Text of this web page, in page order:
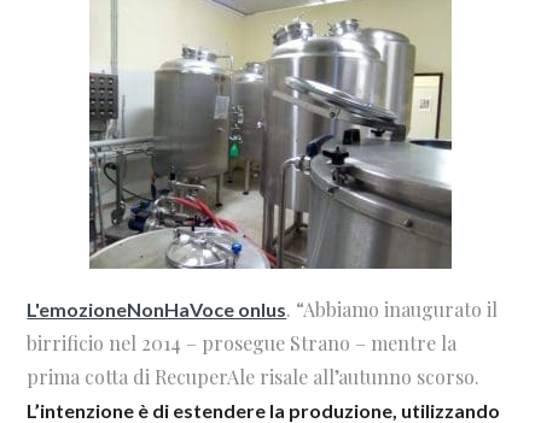
L'emozioneNonHaVoce onlus. “Abbiamo inaugurato il
birrificio nel 2014 – prosegue Strano – mentre la
prima cotta di RecuperAle risale all’autunno scorso.
L’intenzione è di estendere la produzione, utilizzando